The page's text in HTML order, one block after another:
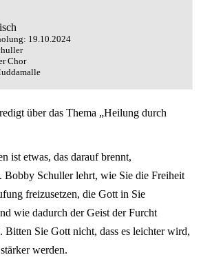
19.10.2024
Chor
über das Thema „Heilung durch
ist etwas, das darauf brennt,
Bobby Schuller lehrt, wie Sie die Freiheit
freizusetzen, die Gott in Sie
wie dadurch der Geist der Furcht
Bitten Sie Gott nicht, dass es leichter wird,
werden.